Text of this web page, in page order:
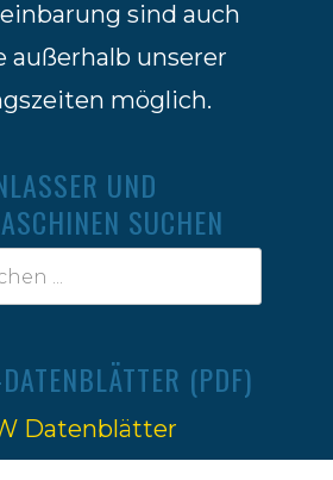
sind auch
außerhalb unserer
möglich.
UND
SUCHEN
(PDF)
Datenblätter